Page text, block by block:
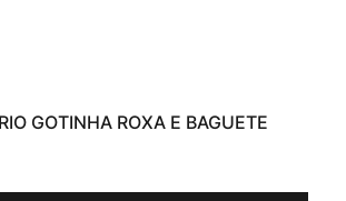
GOTINHA ROXA E BAGUETE